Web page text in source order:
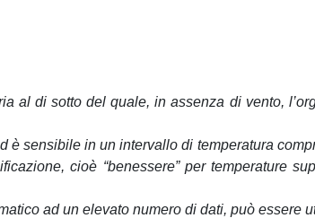
al di sotto del quale, in assenza di vento,
sensibile in un intervallo di temperatura
cioè “benessere” per temperature
ad un elevato numero di dati, può essere